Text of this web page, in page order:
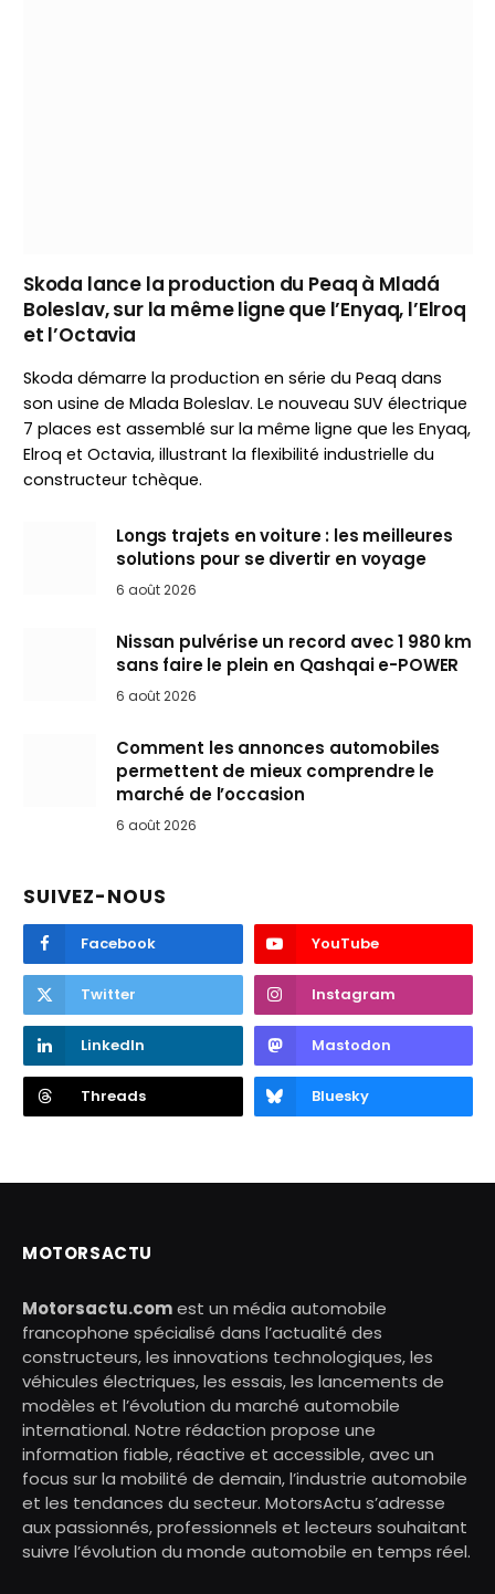
Skoda lance la production du Peaq à Mladá
Boleslav, sur la même ligne que l’Enyaq, l’Elroq
et l’Octavia
Skoda démarre la production en série du Peaq dans
son usine de Mlada Boleslav. Le nouveau SUV électrique
7 places est assemblé sur la même ligne que les Enyaq,
Elroq et Octavia, illustrant la flexibilité industrielle du
constructeur tchèque.
Longs trajets en voiture : les meilleures
solutions pour se divertir en voyage
6 août 2026
Nissan pulvérise un record avec 1 980 km
sans faire le plein en Qashqai e-POWER
6 août 2026
Comment les annonces automobiles
permettent de mieux comprendre le
marché de l’occasion
6 août 2026
SUIVEZ-NOUS
Facebook YouTube
Twitter Instagram
LinkedIn Mastodon
Threads Bluesky
MOTORSACTU
Motorsactu.comest un média automobile
francophone spécialisé dans l’actualité des
constructeurs, les innovations technologiques, les
véhicules électriques, les essais, les lancements de
modèles et l’évolution du marché automobile
international. Notre rédaction propose une
information fiable, réactive et accessible, avec un
focus sur la mobilité de demain, l’industrie automobile
et les tendances du secteur. MotorsActu s’adresse
aux passionnés, professionnels et lecteurs souhaitant
suivre l’évolution du monde automobile en temps réel.